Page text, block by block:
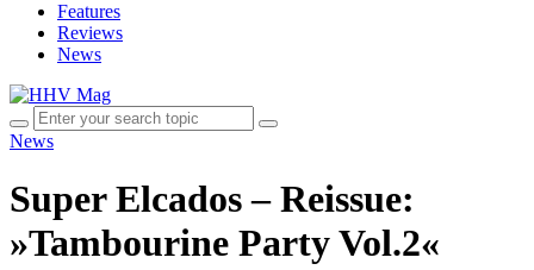
Features
Reviews
News
News
Super Elcados – Reissue:
»Tambourine Party Vol.2«